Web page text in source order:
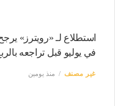
في يوليو قبل تراجعه
غير مصنف منذ يومين